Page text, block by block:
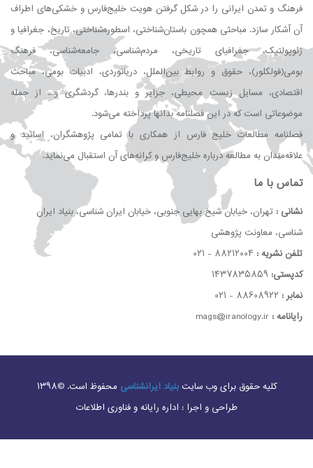
فرهنگ و تمدن ایرانی را در شكل گرفتن هویت خلیج‌فارس و خشكی‌های اطراف
آن آشكار سازد. مباحثی همچون باستان‌شناختی، اسطوره‌شناختی، تاریخ، جغرافیا و
ژئوپولتیک، جغرافیای تاریخی، مردم‌شناسی، جامعه‌شناسی، فرهنگ
بومی(فولکلور)، حقوق و روابط بین‌الملل، دریانوردی، ادبیات بومی، مباحث
اقتصادی، مسایل زیست محیطی، جزایر و بندرها، گردشگری و... از جمله
موضوعاتی است که در این فصلنامه بدانها پرداخته می‌شود.
فصلنامه مطالعات خلیج فارس از همكاری با تمامی پژوهشگران، اساتید و
علاقه‌مندان به مطالعه درباره خلیج‌فارس و كرانه‌های آن استقبال می‌نماید.
تماس با ما
نشانی :تهران، خیابان شیخ بهایی جنوبی، خیابان ایران شناسی، بنیاد ایران
شناسی، معاونت پژوهشی
تلفن نشریه :۸۸۲۱۲۰۰۴ - ۰۲۱
کدپستی:۱۴۳۷۸۳۵۸۵۹
نمابر :۸۸۶۰۸۹۲۲ - ۰۲۱
رایانامه :mags@iranology.ir
کلیه حقوق برای وب سایتبنیاد ایرانشناسیمحفوظ است. ©۱۳۹۸
طراحی و اجرا : اداره رایانه و فناوری اطلاعات